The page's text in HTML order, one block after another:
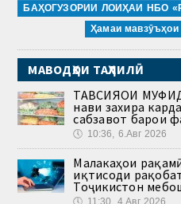
БАҲОГУЗОРИИ ЛОИҲАИ НБО
Ҳамаи мавзӯъҳои
МАВОДҲОИ ТАҲЛИЛӢ
ТАВСИЯҲОИ
нави захира
сабзавот барои
🕔 10:36, 6.Авг 2026
Малакаҳои
иқтисоди
Тоҷикистон
🕔 11:30, 4.Авг 2026